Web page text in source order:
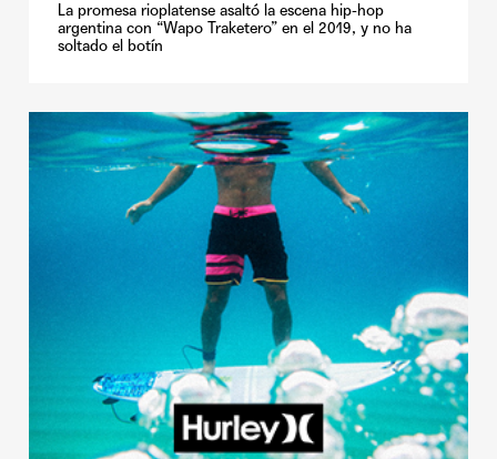
La promesa rioplatense asaltó la escena hip-hop
argentina con “Wapo Traketero” en el 2019, y no ha
soltado el botín